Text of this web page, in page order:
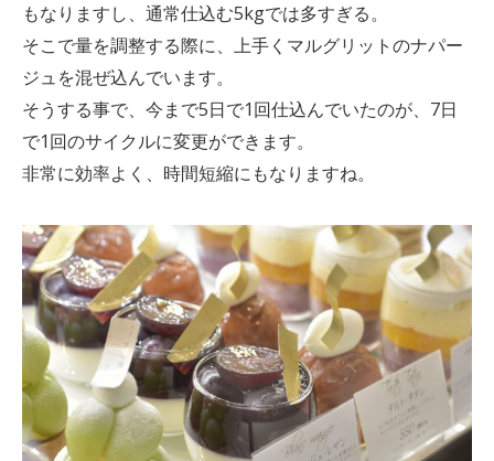
もなりますし、通常仕込む5kgでは多すぎる。
そこで量を調整する際に、上手くマルグリットのナパー
ジュを混ぜ込んでいます。
そうする事で、今まで5日で1回仕込んでいたのが、7日
で1回のサイクルに変更ができます。
非常に効率よく、時間短縮にもなりますね。